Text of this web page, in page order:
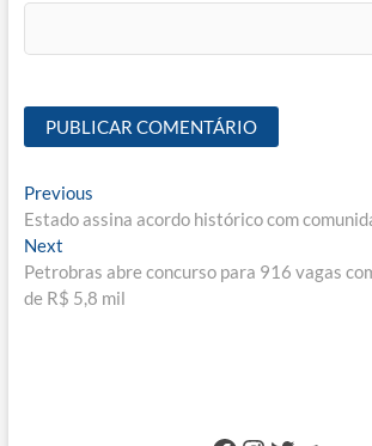
Navegação
de
Post
PreviousPrevious
post:
Estado assina acordo histórico com
NextNext
post:
Petrobras abre concurso para 916 vagas
de R$ 5,8 mil